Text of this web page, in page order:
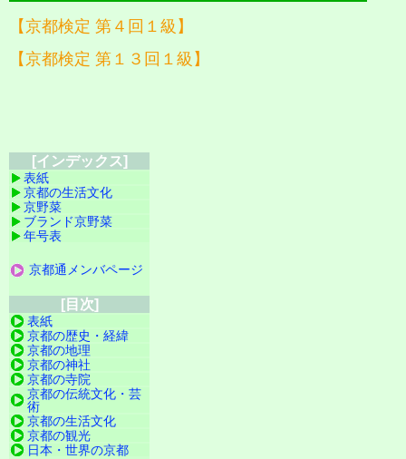
【京都検定 第４回１級】
【京都検定 第１３回１級】
[インデックス]
表紙
京都の生活文化
京野菜
ブランド京野菜
年号表
京都通メンバページ
[目次]
表紙
京都の歴史・経緯
京都の地理
京都の神社
京都の寺院
京都の伝統文化・芸
術
京都の生活文化
京都の観光
日本・世界の京都